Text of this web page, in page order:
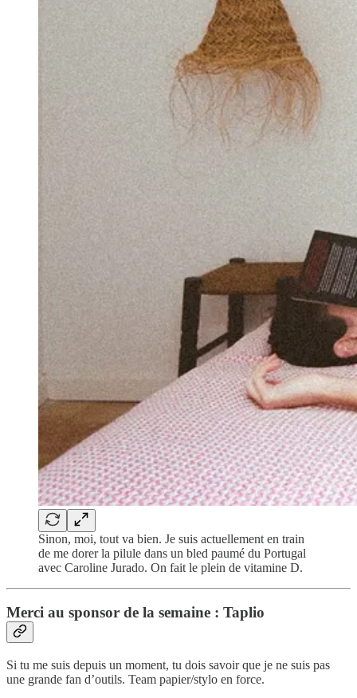
Sinon, moi, tout va bien. Je suis actuellement en train
de me dorer la pilule dans un bled paumé du Portugal
avec Caroline Jurado. On fait le plein de vitamine D.
Merci au sponsor de la semaine : Taplio
Si tu me suis depuis un moment, tu dois savoir que je ne suis pas
une grande fan d’outils. Team papier/stylo en force.